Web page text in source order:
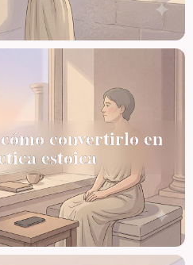
convertirlo en
estoica